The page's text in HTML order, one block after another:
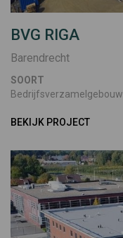
BVG RIGA
Barendrecht
SOORT
Bedrijfsverzamelgebouw
BEKIJK PROJECT